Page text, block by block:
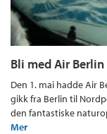
Bli med Air
Den 1. mai hadde Air
gikk fra Berlin til
den fantastiske
Mer